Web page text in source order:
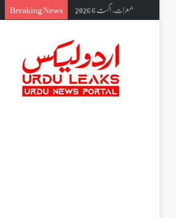
جمعرات, اگست 6 2026 Breaking News